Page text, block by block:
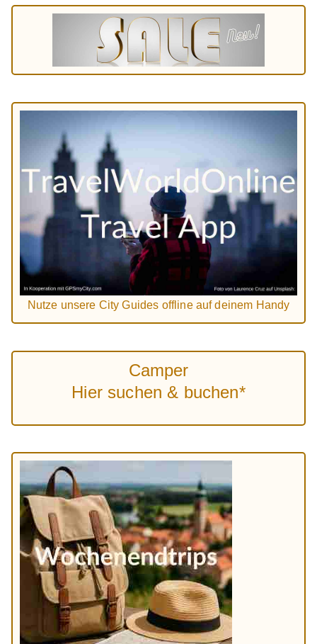
Nutze unsere City Guides offline auf deinem Handy
Camper
Hier suchen & buchen*